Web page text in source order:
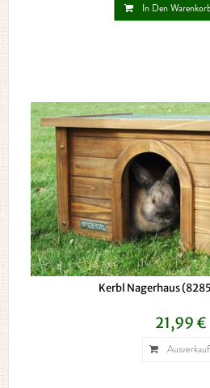
In Den
Kerbl Nagerhaus
21,99 €